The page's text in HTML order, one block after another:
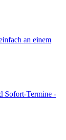
an einem
Sofort-Termine -